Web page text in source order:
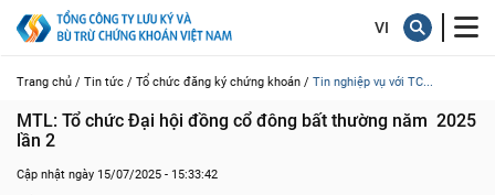
Trang chủ / Tin tức / Tổ chức đăng ký chứng khoán / Tin nghiệp vụ với TC...
MTL: Tổ chức Đại hội đồng cổ đông bất thường năm  2025
lần 2
Cập nhật ngày 15/07/2025 - 15:33:42